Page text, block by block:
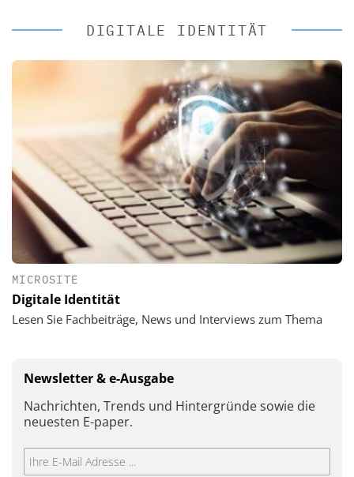
DIGITALE IDENTITÄT
MICROSITE
Digitale Identität
Lesen Sie Fachbeiträge, News und Interviews zum Thema
Newsletter & e-Ausgabe
Nachrichten, Trends und Hintergründe sowie die
neuesten E-paper.